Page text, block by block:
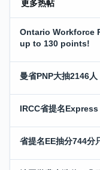
更多热帖
Ontario Workforce
up to 130 points!
曼省PNP大抽2146
IRCC省提名
省提名EE抽分744分